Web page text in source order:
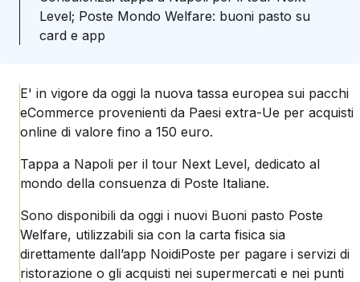
Level; Poste Mondo Welfare: buoni pasto su
card e app
E' in vigore da oggi la nuova tassa europea sui pacchi
eCommerce provenienti da Paesi extra-Ue per acquisti
online di valore fino a 150 euro.
Tappa a Napoli per il tour Next Level, dedicato al
mondo della consuenza di Poste Italiane.
Sono disponibili da oggi i nuovi Buoni pasto Poste
Welfare, utilizzabili sia con la carta fisica sia
direttamente dall’app NoidiPoste per pagare i servizi di
ristorazione o gli acquisti nei supermercati e nei punti